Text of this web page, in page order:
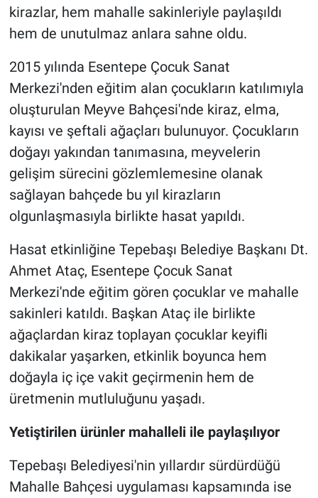
kirazlar, hem mahalle sakinleriyle paylaşıldı
hem de unutulmaz anlara sahne oldu.
2015 yılında Esentepe Çocuk Sanat
Merkezi'nden eğitim alan çocukların katılımıyla
oluşturulan Meyve Bahçesi'nde kiraz, elma,
kayısı ve şeftali ağaçları bulunuyor. Çocukların
doğayı yakından tanımasına, meyvelerin
gelişim sürecini gözlemlemesine olanak
sağlayan bahçede bu yıl kirazların
olgunlaşmasıyla birlikte hasat yapıldı.
Hasat etkinliğine Tepebaşı Belediye Başkanı Dt.
Ahmet Ataç, Esentepe Çocuk Sanat
Merkezi'nde eğitim gören çocuklar ve mahalle
sakinleri katıldı. Başkan Ataç ile birlikte
ağaçlardan kiraz toplayan çocuklar keyifli
dakikalar yaşarken, etkinlik boyunca hem
doğayla iç içe vakit geçirmenin hem de
üretmenin mutluluğunu yaşadı.
Yetiştirilen ürünler mahalleli ile paylaşılıyor
Tepebaşı Belediyesi'nin yıllardır sürdürdüğü
Mahalle Bahçesi uygulaması kapsamında ise